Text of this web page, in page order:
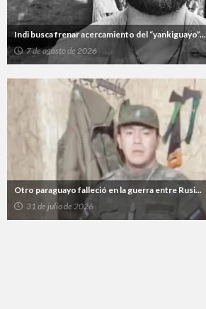
Indi busca frenar acercamiento del “yankiguayo”...
7 de agosto de 2026
Otro paraguayo falleció en la guerra entre Rusi...
31 de julio de 2026